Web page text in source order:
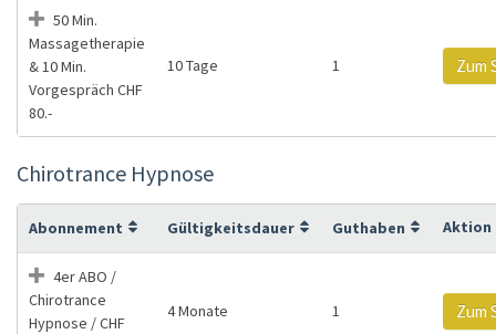
50 Min.
Massagetherapie
& 10 Min.
Vorgespräch CHF
80.-
10 Tage 1 Zum
Chirotrance Hypnose
Abonnement Gültigkeitsdauer Guthaben Aktion
4er ABO /
Chirotrance
Hypnose / CHF
4 Monate 1 Zum